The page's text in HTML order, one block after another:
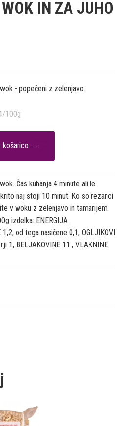
IN ZA JUHO
- popečeni z zelenjavo.
/100g

Čas kuhanja 4 minute ali le
naj stoji 10 minut. Ko so rezanci
v woku z zelenjavo in tamarijem.
izdelka: ENERGIJA
od tega nasičene 0,1, OGLJIKOVI
1, BELJAKOVINE 11 , VLAKNINE